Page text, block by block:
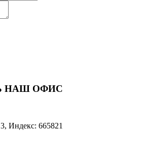
НАШ ОФИС
Индекс: 665821